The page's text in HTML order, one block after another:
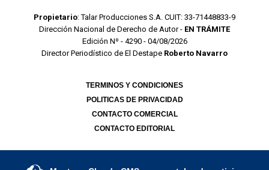
Propietario: Talar Producciones S.A. CUIT: 33-71448833-9
Dirección Nacional de Derecho de Autor - EN TRÁMITE
Edición Nº - 4290 - 04/08/2026
Director Periodístico de El Destape Roberto Navarro
TERMINOS Y CONDICIONES
POLITICAS DE PRIVACIDAD
CONTACTO COMERCIAL
CONTACTO EDITORIAL